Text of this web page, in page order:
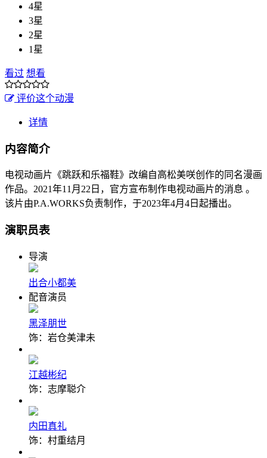
4星
3星
2星
1星
看过 想看
评价这个动漫
详情
内容简介
电视动画片《跳跃和乐福鞋》改编自高松美咲创作的同名漫画
作品。2021年11月22日，官方宣布制作电视动画片的消息 。
该片由P.A.WORKS负责制作，于2023年4月4日起播出。
演职员表
导演
出合小都美
配音演员
黑泽朋世
饰：岩仓美津未
江越彬纪
饰：志摩聪介
内田真礼
饰：村重结月